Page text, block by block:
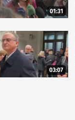
01:31
03:07